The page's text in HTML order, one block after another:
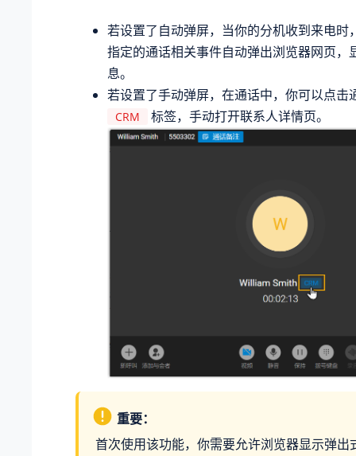
若设置了自动弹屏，当你的分机收到来电时
指定的通话相关事件自动弹出浏览器网页，
息。
若设置了手动弹屏，在通话中，你可以点击
CRM 标签，手动打开联系人详情页。
重要：
首次使用该功能，你需要允许浏览器显示弹出